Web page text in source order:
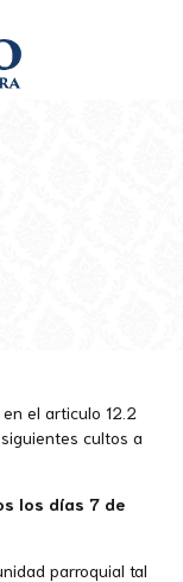
el articulo 12.2
cultos a
los días 7 de
parroquial tal